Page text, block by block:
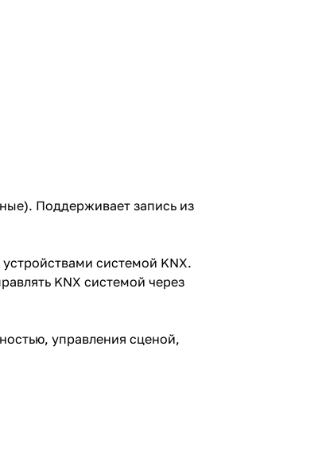
Поддерживает запись из
системой KNX.
KNX системой через
управления сценой,